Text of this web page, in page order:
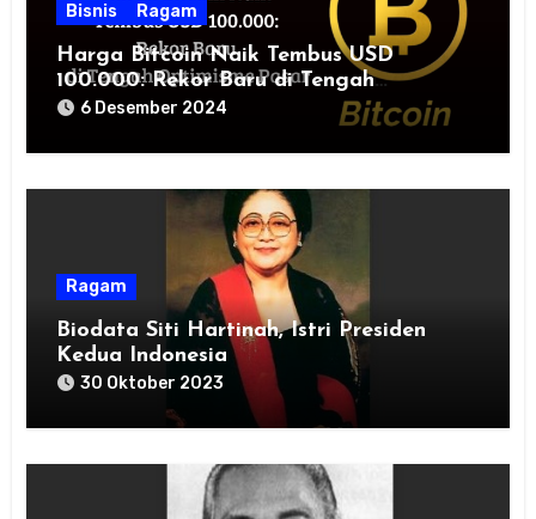
Bisnis Ragam
Harga Bitcoin Naik Tembus USD
100.000: Rekor Baru di Tengah
Optimisme Pasar
6 Desember 2024
Ragam
Biodata Siti Hartinah, Istri Presiden
Kedua Indonesia
30 Oktober 2023